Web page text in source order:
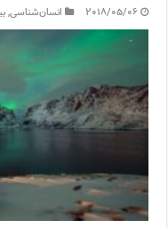
2018/05/06 انسان‌شناسی,